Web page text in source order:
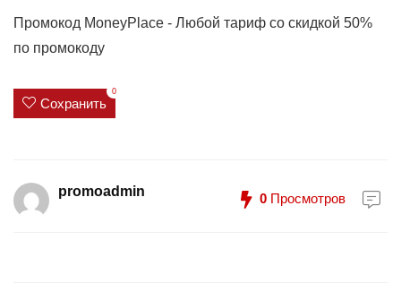
Промокод MoneyPlace - Любой тариф со скидкой 50%
по промокоду
Сохранить
0
promoadmin 0 Просмотров